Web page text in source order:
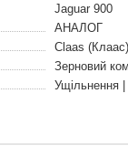
Jaguar 900
АНАЛОГ
Claas (Клаас)
Зерновий
Ущільнення